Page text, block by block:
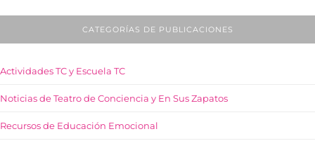
CATEGORÍAS DE PUBLICACIONES
Actividades TC y Escuela TC
Noticias de Teatro de Conciencia y En Sus Zapatos
Recursos de Educación Emocional